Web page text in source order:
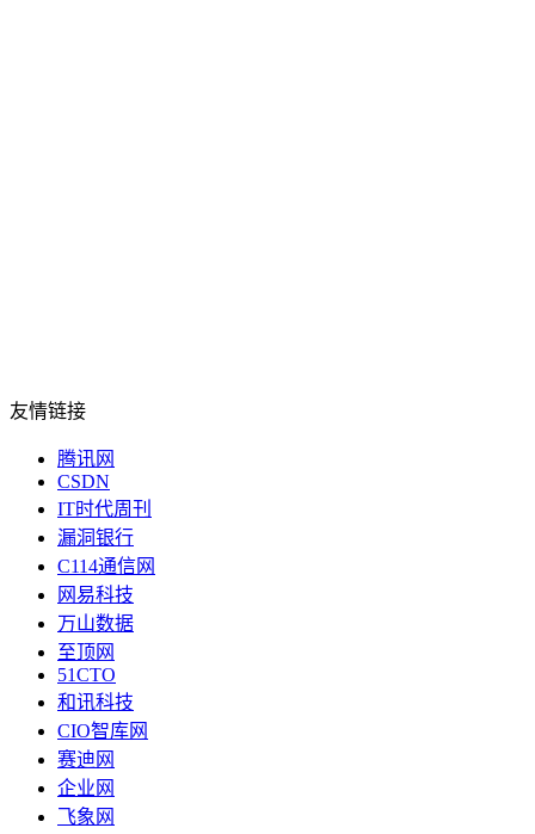
友情链接
腾讯网
CSDN
IT时代周刊
漏洞银行
C114通信网
网易科技
万山数据
至顶网
51CTO
和讯科技
CIO智库网
赛迪网
企业网
飞象网